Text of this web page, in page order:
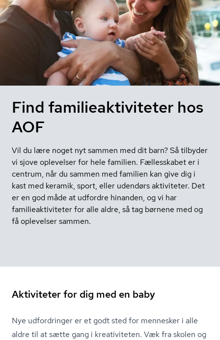
Find familieaktiviteter hos
AOF
Vil du lære noget nyt sammen med dit barn? Så tilbyder
vi sjove oplevelser for hele familien. Fællesskabet er i
centrum, når du sammen med familien kan give dig i
kast med keramik, sport, eller udendørs aktiviteter. Det
er en god måde at udfordre hinanden, og vi har
familieaktiviteter for alle aldre, så tag børnene med og
få oplevelser sammen.
Aktiviteter for dig med en baby
Nye udfordringer er et godt sted for mennesker i alle
aldre til at sætte gang i kreativiteten. Væk fra skolen og